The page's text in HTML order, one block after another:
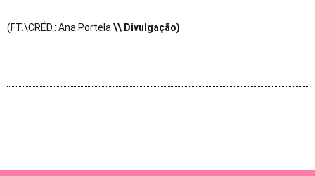
(FT.\CRÉD.: Ana Portela\\ Divulgação)